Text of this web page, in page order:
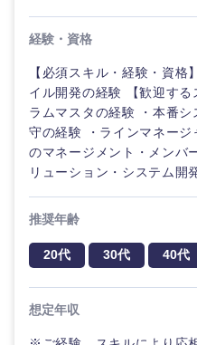
経験・資格
【必須スキル・経験・資
イル開発の経験 【歓迎す
ラムマスタの経験 ・本番
守の経験 ・ラインマネー
のマネージメント・メンバ
リューション・システム開
推奨年齢
20代 30代 40代
想定年収